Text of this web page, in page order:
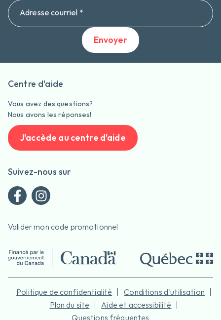
Adresse courriel *
Envoyer
Centre d'aide
Vous avez des questions?
Nous avons les réponses!
J'accède au centre d'aide
Suivez-nous sur
Valider mon code promotionnel
Politique de confidentialité
Conditions d'utilisation
Plan du site
Aide et accessibilité
Questions fréquentes